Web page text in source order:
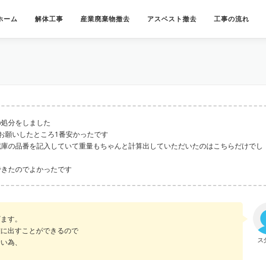
ーム 解体工事 産業廃棄物撤去 アスベスト撤去 工事の流れ
分をしました
願いしたところ1番安かったです
の品番を記入していて重量もちゃんと計算出していただいたのはこちらだけでし
たのでよかったです
す。
出すことができるので
為、